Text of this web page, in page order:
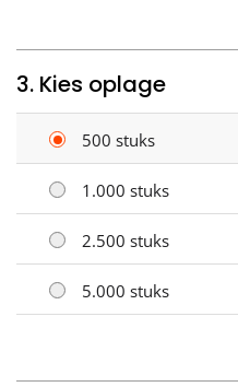
3. Kies oplage
500 stuks
1.000 stuks
2.500 stuks
5.000 stuks